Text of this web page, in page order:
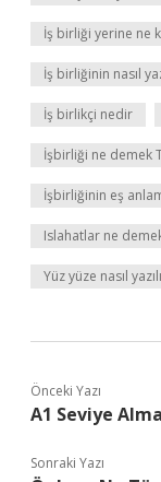
İş birliği yerine ne
İş birliğinin nasıl
İş birlikçi nedir
İşbirliği ne demek
İşbirliğinin eş
Islahatlar ne
Yüz yüze nasıl
Önceki Yazı
A1 Seviye
Sonraki Yazı